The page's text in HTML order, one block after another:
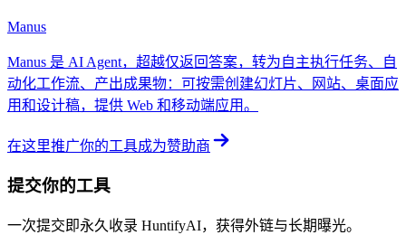
Manus
Manus 是 AI Agent，超越仅返回答案，转为自主执行任务、自
动化工作流、产出成果物：可按需创建幻灯片、网站、桌面应
用和设计稿，提供 Web 和移动端应用。
在这里推广你的工具成为赞助商
提交你的工具
一次提交即永久收录 HuntifyAI，获得外链与长期曝光。